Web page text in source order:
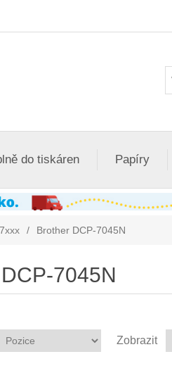
do tiskáren Papíry
/ Brother DCP-7045N
7045N
Zobrazit